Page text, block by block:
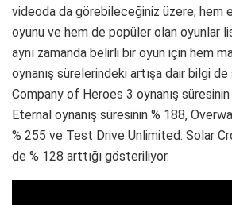
videoda da görebileceğiniz üzere, hem
oyunu ve hem de popüler olan oyunlar
aynı zamanda belirli bir oyun için hem
oynanış sürelerindeki artışa dair bilgi
Company of Heroes 3 oynanış
Eternal oynanış süresinin % 188,
% 255 ve Test Drive Unlimited: Solar
de % 128 arttığı gösteriliyor.